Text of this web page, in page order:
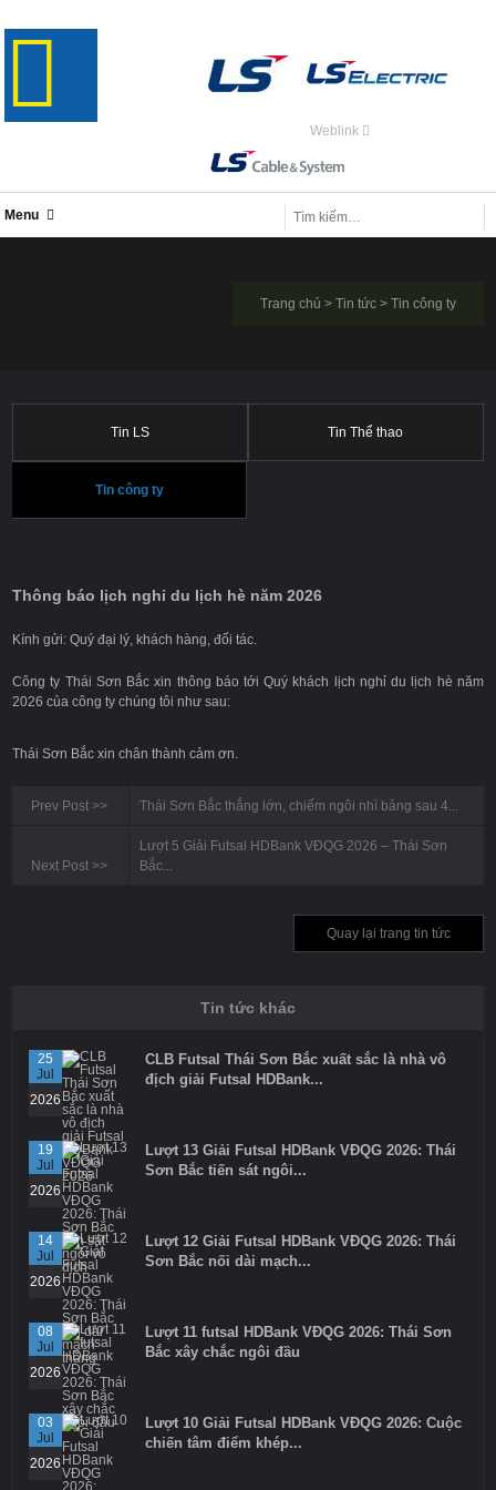
Weblink
Menu
Trang chủ > Tin tức> Tin công ty
Tin LS Tin Thể thao
Tin công ty
Thông báo lịch nghỉ du lịch hè năm 2026
Kính gửi: Quý đại lý, khách hàng, đối tác.
Công ty Thái Sơn Bắc xin thông báo tới Quý khách lịch nghỉ du lịch hè năm
2026 của công ty chúng tôi như sau:
Thái Sơn Bắc xin chân thành cảm ơn.
Prev Post>> Thái Sơn Bắc thắng lớn, chiếm ngôi nhì bảng sau 4...
Next Post>>
Lượt 5 Giải Futsal HDBank VĐQG 2026 – Thái Sơn
Bắc...
Quay lại trang tin tức
Tin tức khác
25
Jul
2026
CLB Futsal Thái Sơn Bắc xuất sắc là nhà vô
địch giải Futsal HDBank...
19
Jul
2026
Lượt 13 Giải Futsal HDBank VĐQG 2026: Thái
Sơn Bắc tiến sát ngôi...
14
Jul
2026
Lượt 12 Giải Futsal HDBank VĐQG 2026: Thái
Sơn Bắc nối dài mạch...
08
Jul
2026
Lượt 11 futsal HDBank VĐQG 2026: Thái Sơn
Bắc xây chắc ngôi đầu
03
Jul
2026
Lượt 10 Giải Futsal HDBank VĐQG 2026: Cuộc
chiến tâm điểm khép...